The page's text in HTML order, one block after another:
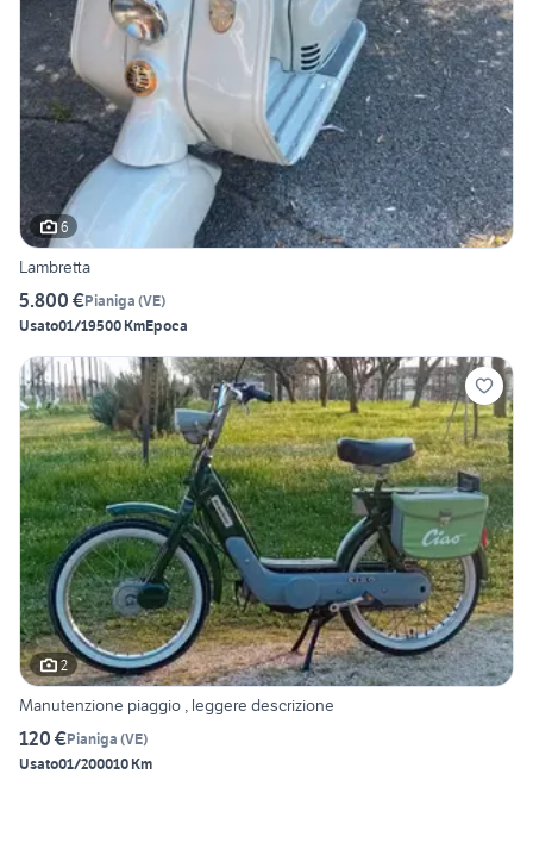
6
Lambretta
5.800 €Pianiga (VE)
Usato01/19500 KmEpoca
2
Manutenzione piaggio , leggere descrizione
120 €Pianiga (VE)
Usato01/200010 Km